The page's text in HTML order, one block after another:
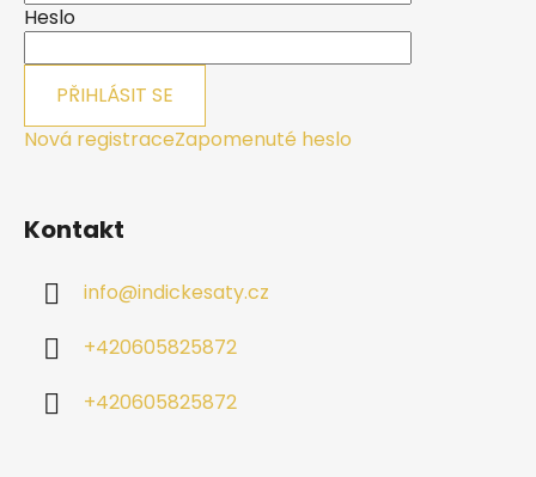
Heslo
PŘIHLÁSIT SE
Nová registraceZapomenuté heslo
Kontakt
info@indickesaty.cz
+420605825872
+420605825872